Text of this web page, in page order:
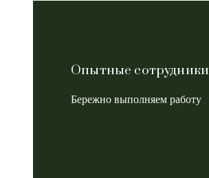
Опытные сотрудники
Бережно выполняем работу